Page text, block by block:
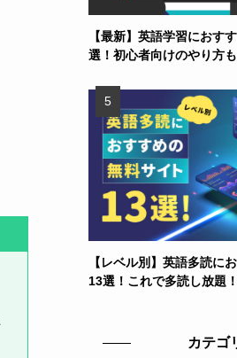
【最新】英語学習におす
選！初心者向けのやり方
【レベル別】英語多読に
13選！これで多読し放題！
カテゴ